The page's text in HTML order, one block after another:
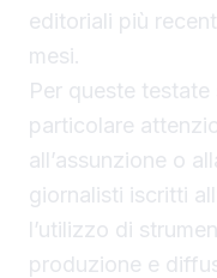
editoriali più
mesi.
Per queste
particolare
all’assunzione o
giornalisti iscritti
l’utilizzo di
produzione e